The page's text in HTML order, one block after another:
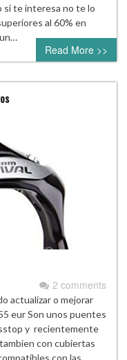
si te interesa no te lo
al 60% en
Read More >>
2 comments
actualizar o mejorar
eur Son unos puentes
y recientemente
con cubiertas
con las